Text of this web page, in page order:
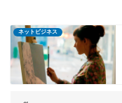
ネットビジネス